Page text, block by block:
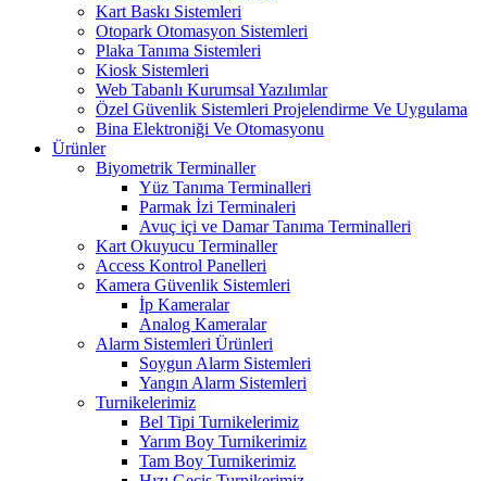
Kart Baskı Sistemleri
Otopark Otomasyon Sistemleri
Plaka Tanıma Sistemleri
Kiosk Sistemleri
Web Tabanlı Kurumsal Yazılımlar
Özel Güvenlik Sistemleri Projelendirme Ve Uygulama
Bina Elektroniği Ve Otomasyonu
Ürünler
Biyometrik Terminaller
Yüz Tanıma Terminalleri
Parmak İzi Terminaleri
Avuç içi ve Damar Tanıma Terminalleri
Kart Okuyucu Terminaller
Access Kontrol Panelleri
Kamera Güvenlik Sistemleri
İp Kameralar
Analog Kameralar
Alarm Sistemleri Ürünleri
Soygun Alarm Sistemleri
Yangın Alarm Sistemleri
Turnikelerimiz
Bel Tipi Turnikelerimiz
Yarım Boy Turnikerimiz
Tam Boy Turnikerimiz